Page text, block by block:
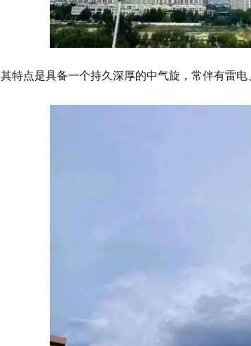
其特点是具备一个持久深厚的中气旋，常伴有雷